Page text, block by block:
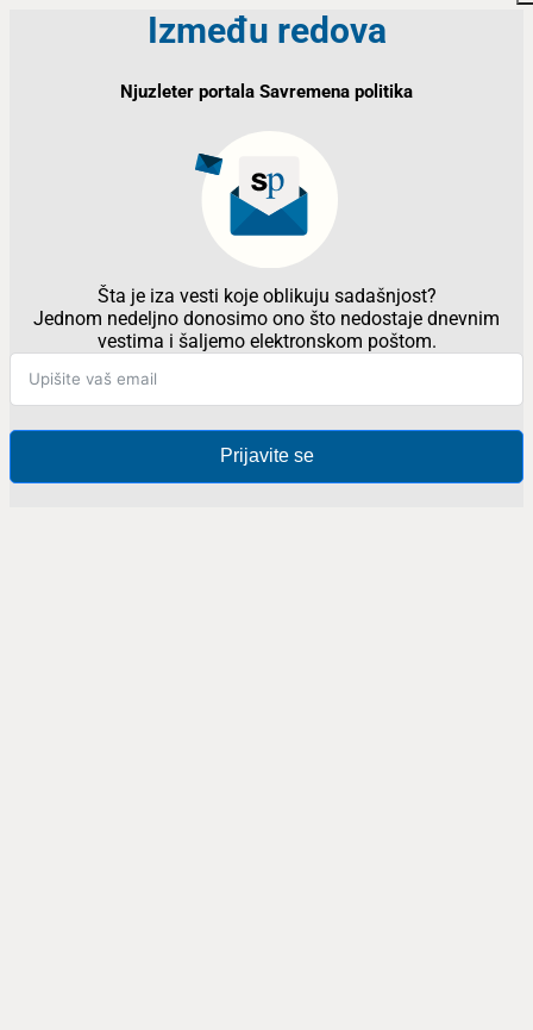
Između redova
Njuzleter portala Savremena politika
Šta je iza vesti koje oblikuju sadašnjost?
Jednom nedeljno donosimo ono što nedostaje dnevnim
vestima i šaljemo elektronskom poštom.
Prijavite se